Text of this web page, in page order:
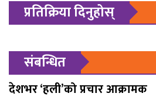
प्रतिक्रिया दिनुहोस्
संबन्धित
देशभर ‘हली’को प्रचार आक्रामक